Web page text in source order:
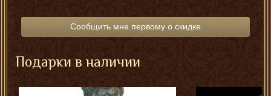
Сообщить мне первому о скидке
Подарки в наличии